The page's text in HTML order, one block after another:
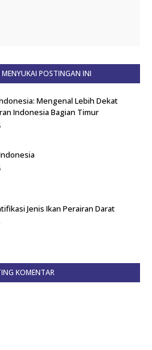
POSTINGAN INI
Mengenal Lebih Dekat
Indonesia Bagian Timur
Jenis Ikan Perairan Darat
KOMENTAR